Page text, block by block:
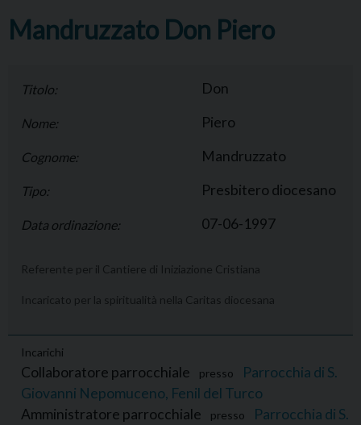
Mandruzzato Don Piero
Titolo: Don
Nome: Piero
Cognome: Mandruzzato
Tipo: Presbitero diocesano
Data ordinazione: 07-06-1997
Referente per il Cantiere di Iniziazione Cristiana
Incaricato per la spiritualità nella Caritas diocesana
Incarichi
Collaboratore parrocchiale presso
Parrocchia di S.
Giovanni Nepomuceno, Fenil del Turco
Amministratore parrocchiale
presso
Parrocchia di S.